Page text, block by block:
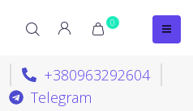
0
+380963292604
Telegram